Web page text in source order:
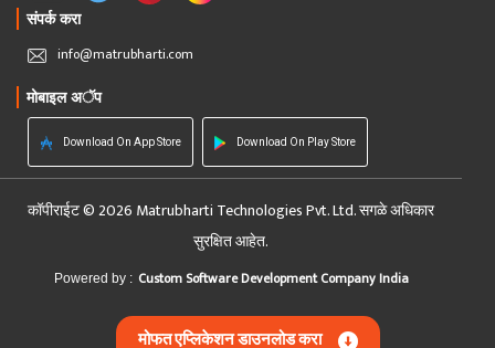
संपर्क करा
info@matrubharti.com
मोबाइल अॅप
Download On App Store Download On Play Store
कॉपीराईट © 2026 Matrubharti Technologies Pvt. Ltd. सगळे अधिकार
सुरक्षित आहेत.
Powered by : Custom Software Development Company India
मोफत एप्लिकेशन डाउनलोड करा